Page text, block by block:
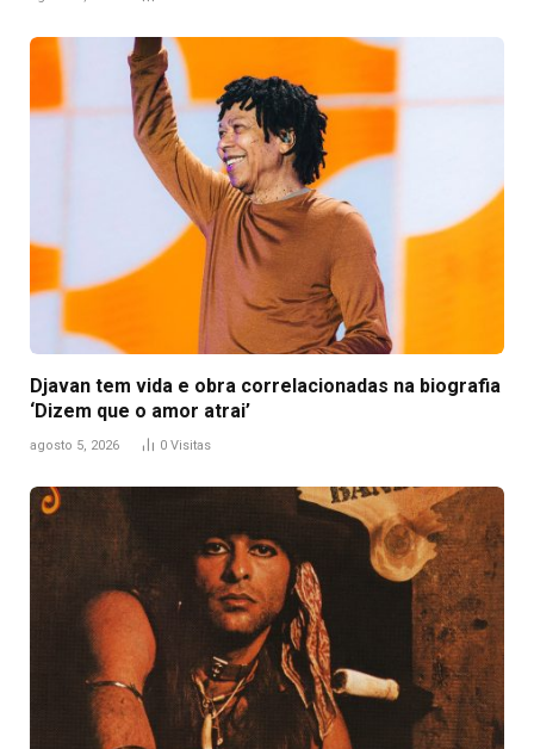
Djavan tem vida e obra correlacionadas na biografia
‘Dizem que o amor atrai’
agosto 5, 2026 0 Visitas